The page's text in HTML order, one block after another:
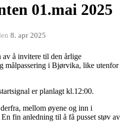
01.mai 2025
8. apr 2025
å invitere til den årlige
målpassering i Bjørvika, like utenfor
er planlagt kl.12:00.
mellom øyene og inn i
fin anledning til å få pusset støv av